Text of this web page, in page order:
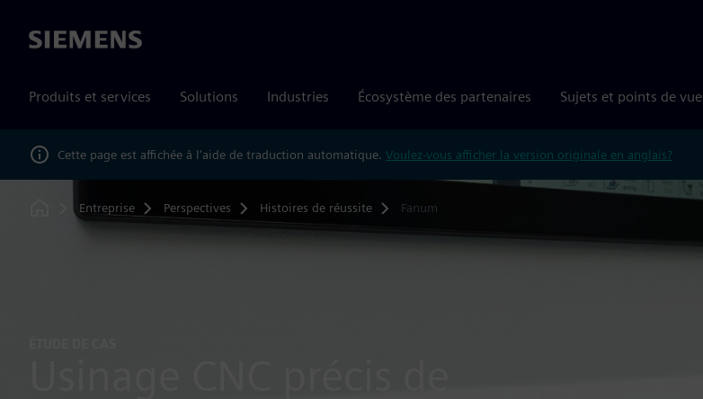
Siemens
Produits et services Solutions Industries Écosystème des partenaires Sujets et points de vue
Cette page est affichée à l'aide de traduction automatique. Voulez-vous afficher la version originale en anglais?
Entreprise Perspectives Histoires de réussite Fanum